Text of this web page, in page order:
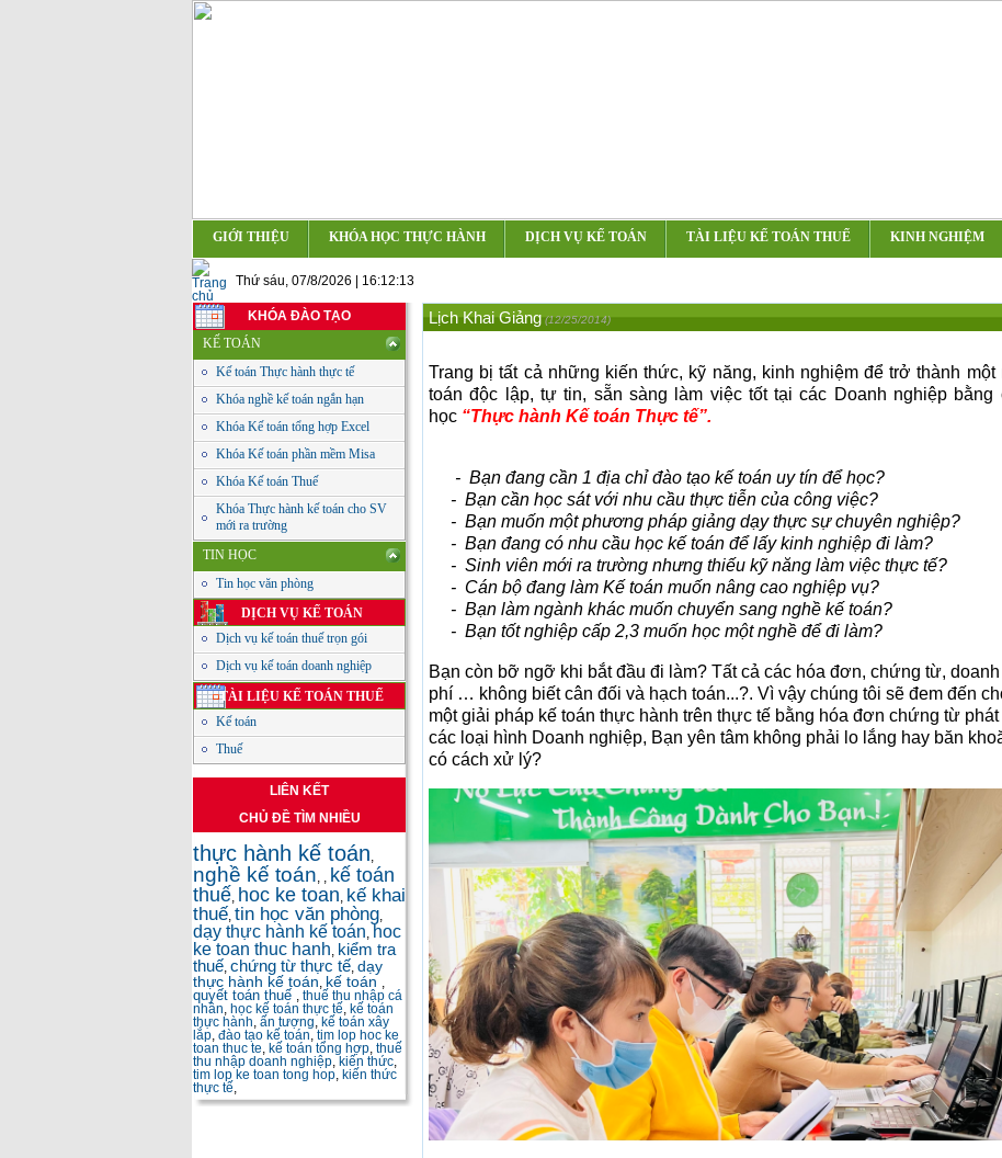
GIỚI THIỆU KHÓA HỌC THỰC HÀNH DỊCH VỤ KẾ TOÁN TÀI LIỆU KẾ TOÁN THUẾ KINH NGHIỆM
Thứ sáu, 07/8/2026 | 16:12:13
KHÓA ĐÀO TẠO
KẾ TOÁN
Kế toán Thực hành thực tế
Khóa nghề kế toán ngắn hạn
Khóa Kế toán tổng hợp Excel
Khóa Kế toán phần mềm Misa
Khóa Kế toán Thuế
Khóa Thực hành kế toán cho SV
mới ra trường
TIN HỌC
Tin học văn phòng
DỊCH VỤ KẾ TOÁN
Dịch vụ kế toán thuế trọn gói
Dịch vụ kế toán doanh nghiệp
TÀI LIỆU KẾ TOÁN THUẾ
Kế toán
Thuế
LIÊN KẾT
CHỦ ĐỀ TÌM NHIỀU
thực hành kế toán,
nghề kế toán, , kế toán
thuế, hoc ke toan, kế khai
thuế, tin học văn phòng,
dạy thực hành kế toán, hoc
ke toan thuc hanh, kiểm tra
thuế, chứng từ thực tế, dạy
thực hành kế toán, kế toán ,
quyết toán thuế , thuế thu nhập cá
nhân, học kế toán thực tế, kế toán
thực hành, ấn tượng, kế toán xây
lắp, đào tạo kế toán, tim lop hoc ke
toan thuc te, kế toán tổng hợp, thuế
thu nhập doanh nghiệp, kiến thức,
tim lop ke toan tong hop, kiến thức
thực tế,
Lịch Khai Giảng (12/25/2014)
Trang bị tất cả những kiến thức, kỹ năng, kinh nghiệm để trở thành
toán độc lập, tự tin, sẵn sàng làm việc tốt tại các Doanh nghiệp bằng
học “Thực hành Kế toán Thực tế”.
- Bạn đang cần 1 địa chỉ đào tạo kế toán uy tín để học?
- Bạn cần học sát với nhu cầu thực tiễn của công việc?
- Bạn muốn một phương pháp giảng dạy thực sự chuyên nghiệp?
- Bạn đang có nhu cầu học kế toán để lấy kinh nghiệp đi làm?
- Sinh viên mới ra trường nhưng thiếu kỹ năng làm việc thực tế?
- Cán bộ đang làm Kế toán muốn nâng cao nghiệp vụ?
- Bạn làm ngành khác muốn chuyển sang nghề kế toán?
- Bạn tốt nghiệp cấp 2,3 muốn học một nghề để đi làm?
Bạn còn bỡ ngỡ khi bắt đầu đi làm? Tất cả các hóa đơn, chứng từ, doanh
phí … không biết cân đối và hạch toán...?. Vì vậy chúng tôi sẽ đem đến
một giải pháp kế toán thực hành trên thực tế bằng hóa đơn chứng từ phát
các loại hình Doanh nghiệp, Bạn yên tâm không phải lo lắng hay băn
có cách xử lý?